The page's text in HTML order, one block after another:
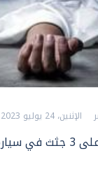
الإثنين، 24 يوليو 2023 12:59 م
العثور على 3 جثث